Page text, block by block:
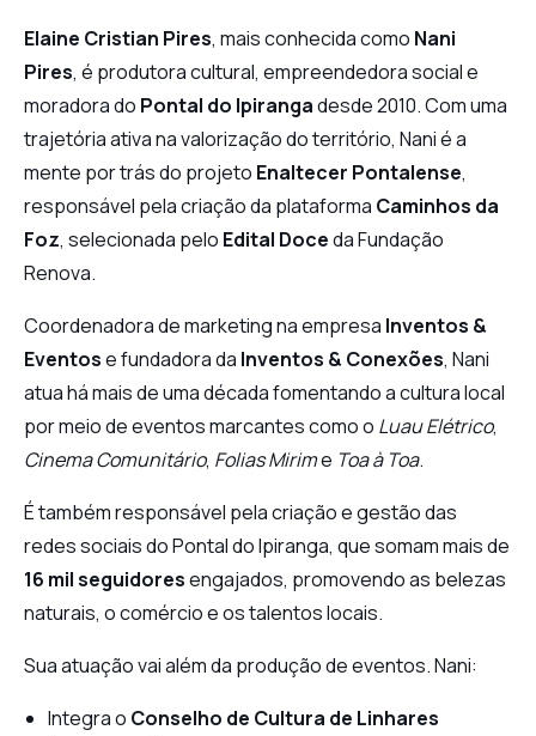
Elaine Cristian Pires, mais conhecida como Nani
Pires, é produtora cultural, empreendedora social e
moradora do Pontal do Ipirangadesde 2010. Com uma
trajetória ativa na valorização do território, Nani é a
mente por trás do projeto Enaltecer Pontalense,
responsável pela criação da plataforma Caminhos da
Foz, selecionada pelo Edital Doceda Fundação
Renova.
Coordenadora de marketing na empresa Inventos &
Eventose fundadora da Inventos & Conexões, Nani
atua há mais de uma década fomentando a cultura local
por meio de eventos marcantes como o Luau Elétrico,
Cinema Comunitário, Folias Mirime Toa à Toa.
É também responsável pela criação e gestão das
redes sociais do Pontal do Ipiranga, que somam mais de
16 mil seguidoresengajados, promovendo as belezas
naturais, o comércio e os talentos locais.
Sua atuação vai além da produção de eventos. Nani:
Integra o Conselho de Cultura de Linhares